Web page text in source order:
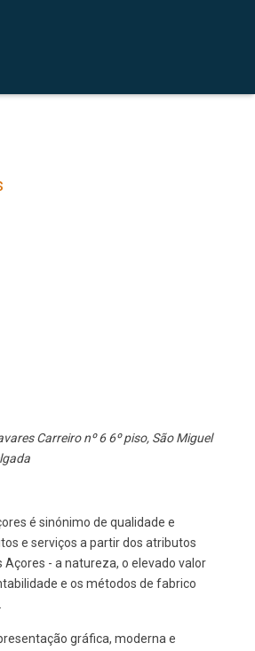
Carreiro nº 6 6º piso, São Miguel
é sinónimo de qualidade e
e serviços a partir dos atributos
- a natureza, o elevado valor
e os métodos de fabrico
gráfica, moderna e